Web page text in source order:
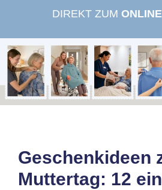
springen
DIREKT ZUM
Geschenkideen
Muttertag: 12